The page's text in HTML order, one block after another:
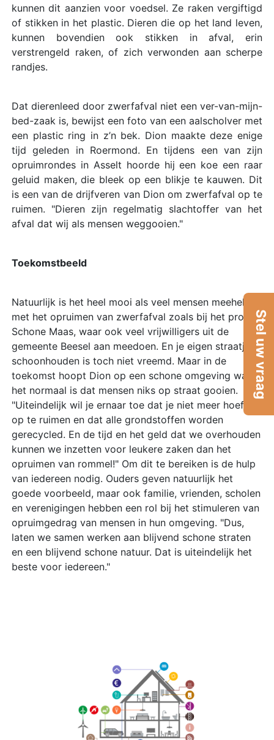
Stel uw vraag
kunnen dit aanzien voor voedsel. Ze raken vergiftigd
of stikken in het plastic. Dieren die op het land leven,
kunnen bovendien ook stikken in afval, erin
verstrengeld raken, of zich verwonden aan scherpe
randjes.
Dat dierenleed door zwerfafval niet een ver-van-mijn-
bed-zaak is, bewijst een foto van een aalscholver met
een plastic ring in z’n bek. Dion maakte deze enige
tijd geleden in Roermond. En tijdens een van zijn
opruimrondes in Asselt hoorde hij een koe een raar
geluid maken, die bleek op een blikje te kauwen. Dit
is een van de drijfveren van Dion om zwerfafval op te
ruimen. "Dieren zijn regelmatig slachtoffer van het
afval dat wij als mensen weggooien."
Toekomstbeeld
Natuurlijk is het heel mooi als veel mensen meehelpen
met het opruimen van zwerfafval zoals bij het project
Schone Maas, waar ook veel vrijwilligers uit de
gemeente Beesel aan meedoen. En je eigen straatje
schoonhouden is toch niet vreemd. Maar in de
toekomst hoopt Dion op een schone omgeving waar
het normaal is dat mensen niks op straat gooien.
"Uiteindelijk wil je ernaar toe dat je niet meer hoeft
op te ruimen en dat alle grondstoffen worden
gerecycled. En de tijd en het geld dat we overhouden
kunnen we inzetten voor leukere zaken dan het
opruimen van rommel!" Om dit te bereiken is de hulp
van iedereen nodig. Ouders geven natuurlijk het
goede voorbeeld, maar ook familie, vrienden, scholen
en verenigingen hebben een rol bij het stimuleren van
opruimgedrag van mensen in hun omgeving. "Dus,
laten we samen werken aan blijvend schone straten
en een blijvend schone natuur. Dat is uiteindelijk het
beste voor iedereen."